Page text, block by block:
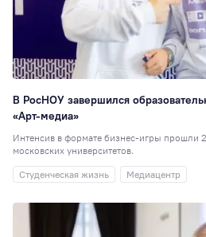
В РосНОУ завершился
«Арт-медиа»
Интенсив в формате бизнес-игры прошли
московских университетов.
Студенческая жизнь
Медиацентр